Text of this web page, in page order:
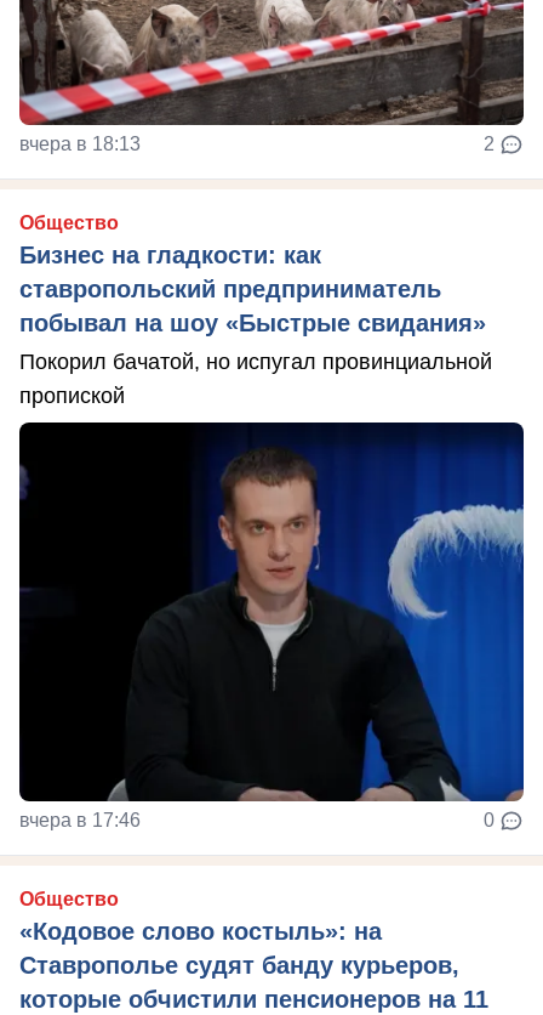
вчера в 18:13 2
Общество
Бизнес на гладкости: как
ставропольский предприниматель
побывал на шоу «Быстрые свидания»
Покорил бачатой, но испугал провинциальной
пропиской
вчера в 17:46 0
Общество
«Кодовое слово костыль»: на
Ставрополье судят банду курьеров,
которые обчистили пенсионеров на 11